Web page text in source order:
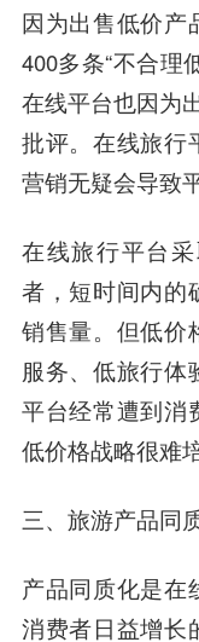
因为出售低价产
400多条“不合理
在线平台也因为
批评。在线旅行
营销无疑会导致
在线旅行平台
者，短时间内的
销售量。但低价
服务、低旅行体
平台经常遭到消
低价格战略很难
三、旅游产品同
产品同质化是在
消费者日益增长